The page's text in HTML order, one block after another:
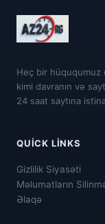
Heç bir hüququmuz
kimi davranın və
24 saat saytına
QUICK LINKS
Gizlilik Siyasəti
Məlumatların
Əlaqə